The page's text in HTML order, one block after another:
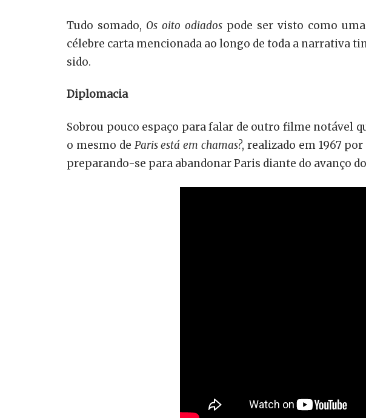
Tudo somado, Os oito odiados pode ser visto como
célebre carta mencionada ao longo de toda a narrativa
sido.
Diplomacia
Sobrou pouco espaço para falar de outro filme notável
o mesmo de Paris está em chamas?, realizado em 1967
preparando-se para abandonar Paris diante do avanço